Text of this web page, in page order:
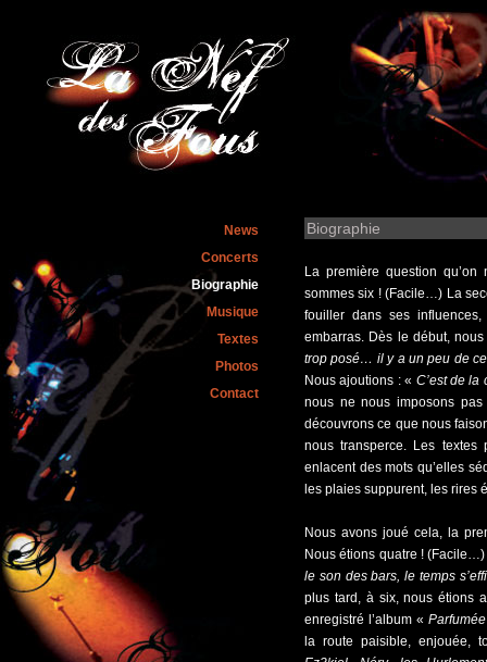
News
Concerts
Biographie
Musique
Textes
Photos
Contact
Biographie
La première question
sommes six ! (Facile…) La
fouiller dans ses
embarras. Dès le début,
trop posé… il y a un peu de
Nous ajoutions : « C’est de
nous ne nous imposons
découvrons ce que nous
nous transperce. Les
enlacent des mots qu’elles
les plaies suppurent, les rires
Nous avons joué cela, la
Nous étions quatre !
le son des bars, le temps
plus tard, à six, nous étions
enregistré l’album «
la route paisible, enjouée,